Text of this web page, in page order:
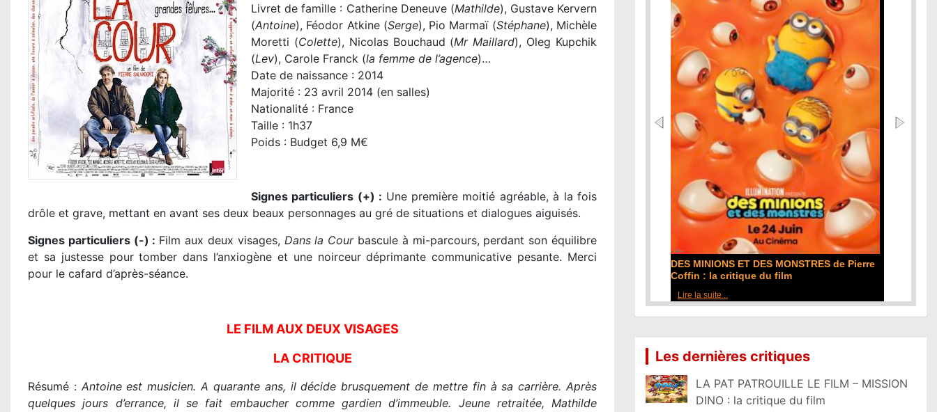
Livret de famille : Catherine Deneuve (Mathilde), Gustave Kervern
(Antoine), Féodor Atkine (Serge), Pio Marmaï (Stéphane), Michèle
Moretti (Colette), Nicolas Bouchaud (Mr Maillard), Oleg Kupchik
(Lev), Carole Franck (la femme de l’agence)…
Date de naissance : 2014
Majorité : 23 avril 2014 (en salles)
Nationalité : France
Taille : 1h37
Poids : Budget 6,9 M€
Signes particuliers (+) : Une première moitié agréable, à la fois
drôle et grave, mettant en avant ses deux beaux personnages au gré de situations et dialogues aiguisés.
Signes particuliers (-) : Film aux deux visages, Dans la Courbascule à mi-parcours, perdant son équilibre
et sa justesse pour tomber dans l’anxiogène et une noirceur déprimante communicative pesante. Merci
pour le cafard d’après-séance.
LE FILM AUX DEUX VISAGES
LA CRITIQUE
Résumé : Antoine est musicien. A quarante ans, il décide brusquement de mettre fin à sa carrière. Après
quelques jours d’errance, il se fait embaucher comme gardien d’immeuble. Jeune retraitée, Mathilde
DES MINIONS ET DES MONSTRES de Pierre
L'ODYSSÉE de Christopher Nolan
critique du film
Les dernières critiques
LA PAT PATROUILLE LE FILM – MISSION
DINO : la critique du film